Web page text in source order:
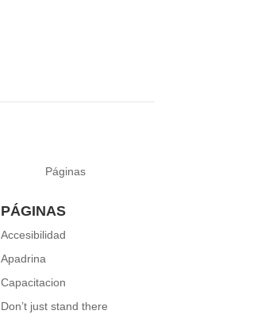
Páginas
PÁGINAS
Accesibilidad
Apadrina
Capacitacion
Don’t just stand there